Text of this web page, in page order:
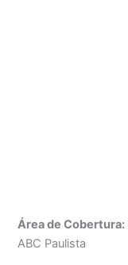
Área de Cobertura:
ABC Paulista